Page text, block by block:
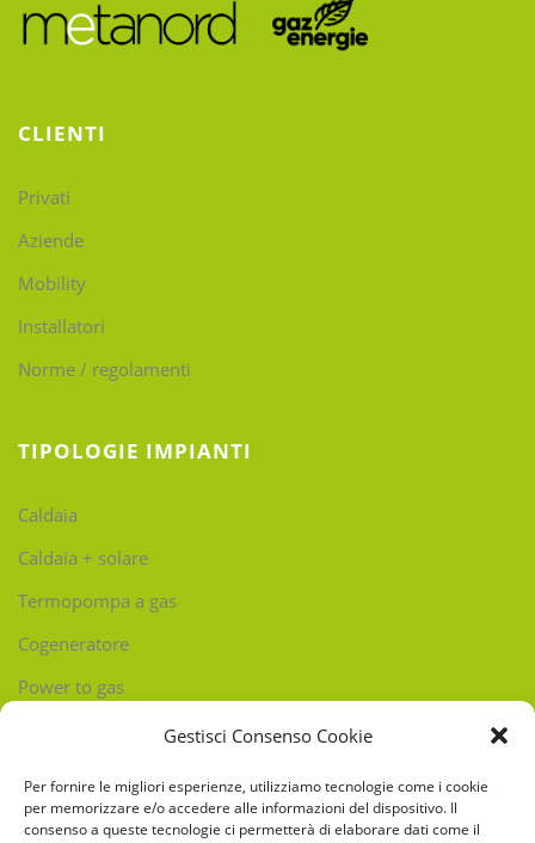
Gestisci Consenso Cookie
Per fornire le migliori esperienze, utilizziamo tecnologie come i cookie
per memorizzare e/o accedere alle informazioni del dispositivo. Il
consenso a queste tecnologie ci permetterà di elaborare dati come il
CLIENTI
Privati
Aziende
Mobility
Installatori
Norme / regolamenti
TIPOLOGIE IMPIANTI
Caldaia
Caldaia + solare
Termopompa a gas
Cogeneratore
Power to gas
El Stradún 74